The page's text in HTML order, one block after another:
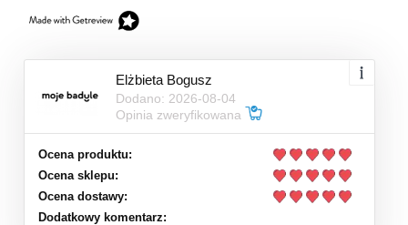
Elżbieta Bogusz
Dodano: 2026-08-04
Opinia zweryfikowana
Ocena produktu:
Ocena sklepu:
Ocena dostawy:
Dodatkowy komentarz: